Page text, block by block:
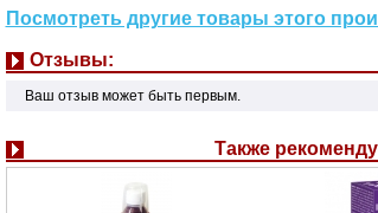
Посмотреть другие товары этого
Отзывы:
Ваш отзыв может быть первым.
Также